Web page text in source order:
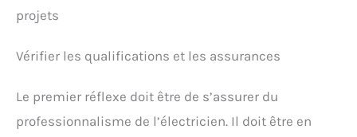
projets
Vérifier les qualifications et les assurances
Le premier réflexe doit être de s’assurer du
professionnalisme de l’électricien. Il doit être en